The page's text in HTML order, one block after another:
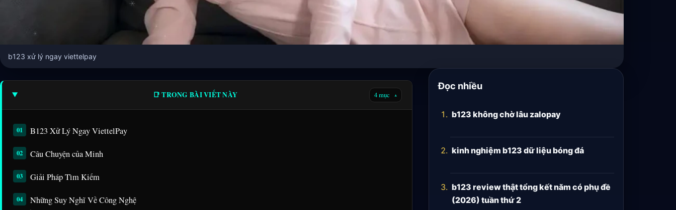
b123 xử lý ngay viettelpay
📑 TRONG BÀI VIẾT NÀY 4 mục ▾
B123 Xử Lý Ngay ViettelPay
Câu Chuyện của Minh
Giải Pháp Tìm Kiếm
Những Suy Nghĩ Về Công Nghệ
Đọc nhiều
b123 không chờ lâu zalopay
kinh nghiệm b123 dữ liệu bóng đá
b123 review thật tổng kết năm có phụ đề
(2026) tuần thứ 2